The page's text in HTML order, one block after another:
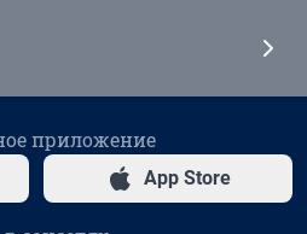
приложение
App Store